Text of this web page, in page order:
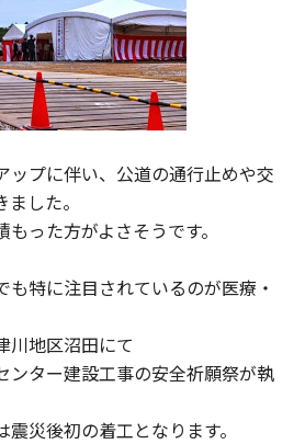
ップに伴い、公道の通行止めや交
した。
った方がよさそうです。
も特に注目されているのが医療・
川地区沼田にて
ンター建設工事の安全祈願祭が執
災後初の着工となります。